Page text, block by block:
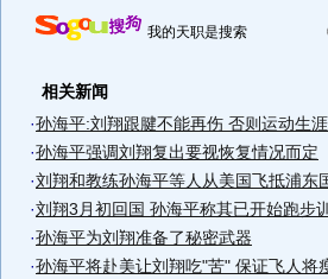
我的天职是搜索
相关新闻
·孙海平:刘翔跟腱不能再伤 否则运动生
·孙海平强调刘翔复出要视恢复情况而定
·刘翔和教练孙海平等人从美国飞抵浦东
·刘翔3月初回国 孙海平称其已开始跑步
·孙海平为刘翔准备了秘密武器
·孙海平将赴美让刘翔吃"苦" 保证飞人将